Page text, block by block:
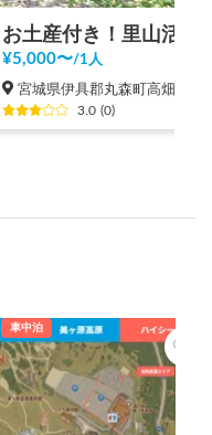
¥5,000〜/1人
宮城県伊具郡丸森町高畑
3.0 (0)
車中泊